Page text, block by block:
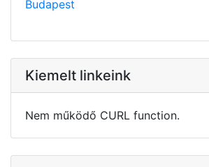
Budapest
Kiemelt linkeink
Nem működő CURL function.